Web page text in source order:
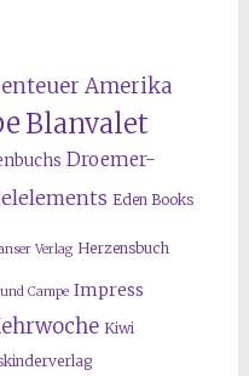
Amerika
Blanvalet
Droemer-
Eden Books
Verlag Herzensbuch
Campe Impress
Kiwi